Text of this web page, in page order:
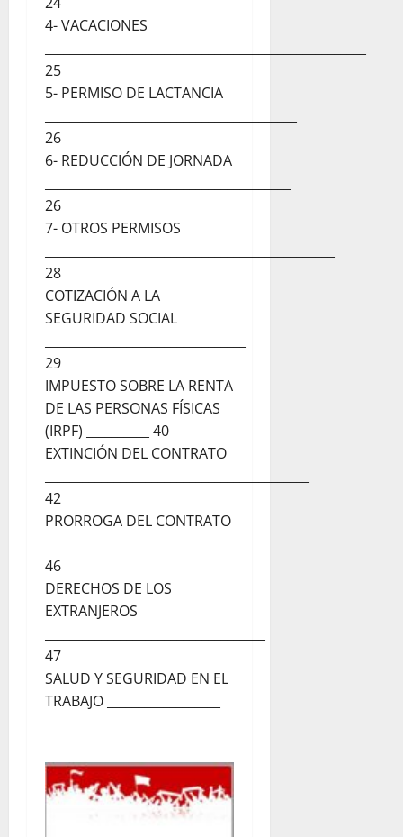
4- VACACIONES
25
5- PERMISO DE LACTANCIA
26
6- REDUCCIÓN DE JORNADA
26
7- OTROS PERMISOS
28
COTIZACIÓN A LA
SEGURIDAD SOCIAL
29
IMPUESTO SOBRE LA RENTA
DE LAS PERSONAS FÍSICAS
(IRPF) __________ 40
EXTINCIÓN DEL CONTRATO
42
PRORROGA DEL CONTRATO
46
DERECHOS DE LOS
EXTRANJEROS
47
SALUD Y SEGURIDAD EN EL
TRABAJO __________________